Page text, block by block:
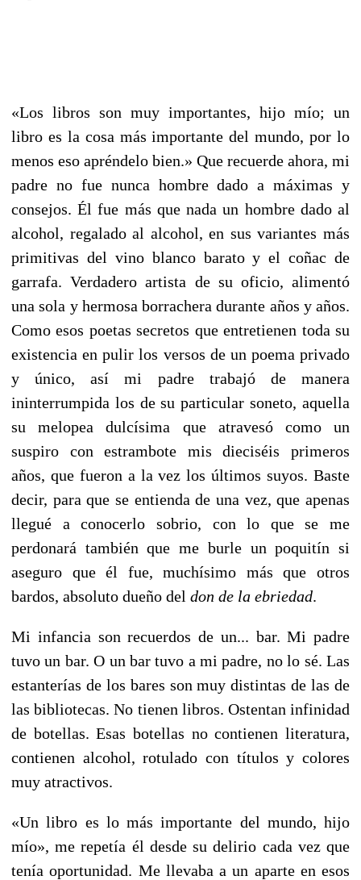
«Los libros son muy importantes, hijo mío; un
libro es la cosa más importante del mundo, por lo
menos eso apréndelo bien.» Que recuerde ahora, mi
padre no fue nunca hombre dado a máximas y
consejos. Él fue más que nada un hombre dado al
alcohol, regalado al alcohol, en sus variantes más
primitivas del vino blanco barato y el coñac de
garrafa. Verdadero artista de su oficio, alimentó
una sola y hermosa borrachera durante años y años.
Como esos poetas secretos que entretienen toda su
existencia en pulir los versos de un poema privado
y único, así mi padre trabajó de manera
ininterrumpida los de su particular soneto, aquella
su melopea dulcísima que atravesó como un
suspiro con estrambote mis dieciséis primeros
años, que fueron a la vez los últimos suyos. Baste
decir, para que se entienda de una vez, que apenas
llegué a conocerlo sobrio, con lo que se me
perdonará también que me burle un poquitín si
aseguro que él fue, muchísimo más que otros
bardos, absoluto dueño del don de la ebriedad.
Mi infancia son recuerdos de un... bar. Mi padre
tuvo un bar. O un bar tuvo a mi padre, no lo sé. Las
estanterías de los bares son muy distintas de las de
las bibliotecas. No tienen libros. Ostentan infinidad
de botellas. Esas botellas no contienen literatura,
contienen alcohol, rotulado con títulos y colores
muy atractivos.
«Un libro es lo más importante del mundo, hijo
mío», me repetía él desde su delirio cada vez que
tenía oportunidad. Me llevaba a un aparte en esos